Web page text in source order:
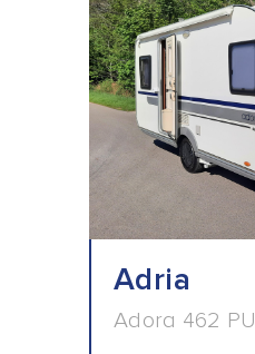
Adria
Adora 462 PU